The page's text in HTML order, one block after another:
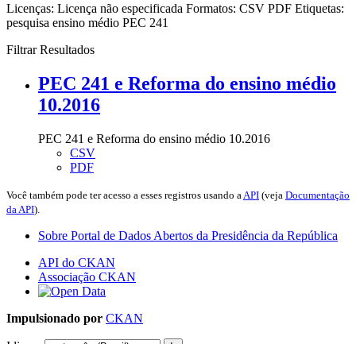
Licenças: Licença não especificada Formatos: CSV PDF Etiquetas:
pesquisa ensino médio PEC 241
Filtrar Resultados
PEC 241 e Reforma do ensino médio
10.2016
PEC 241 e Reforma do ensino médio 10.2016
CSV
PDF
Você também pode ter acesso a esses registros usando a API (veja Documentação
da API).
Sobre Portal de Dados Abertos da Presidência da República
API do CKAN
Associação CKAN
Impulsionado por CKAN